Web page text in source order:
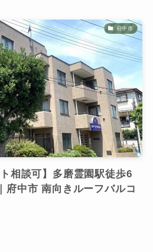
府中市
相談可】多磨霊園駅徒歩6
府中市 南向きルーフバルコ